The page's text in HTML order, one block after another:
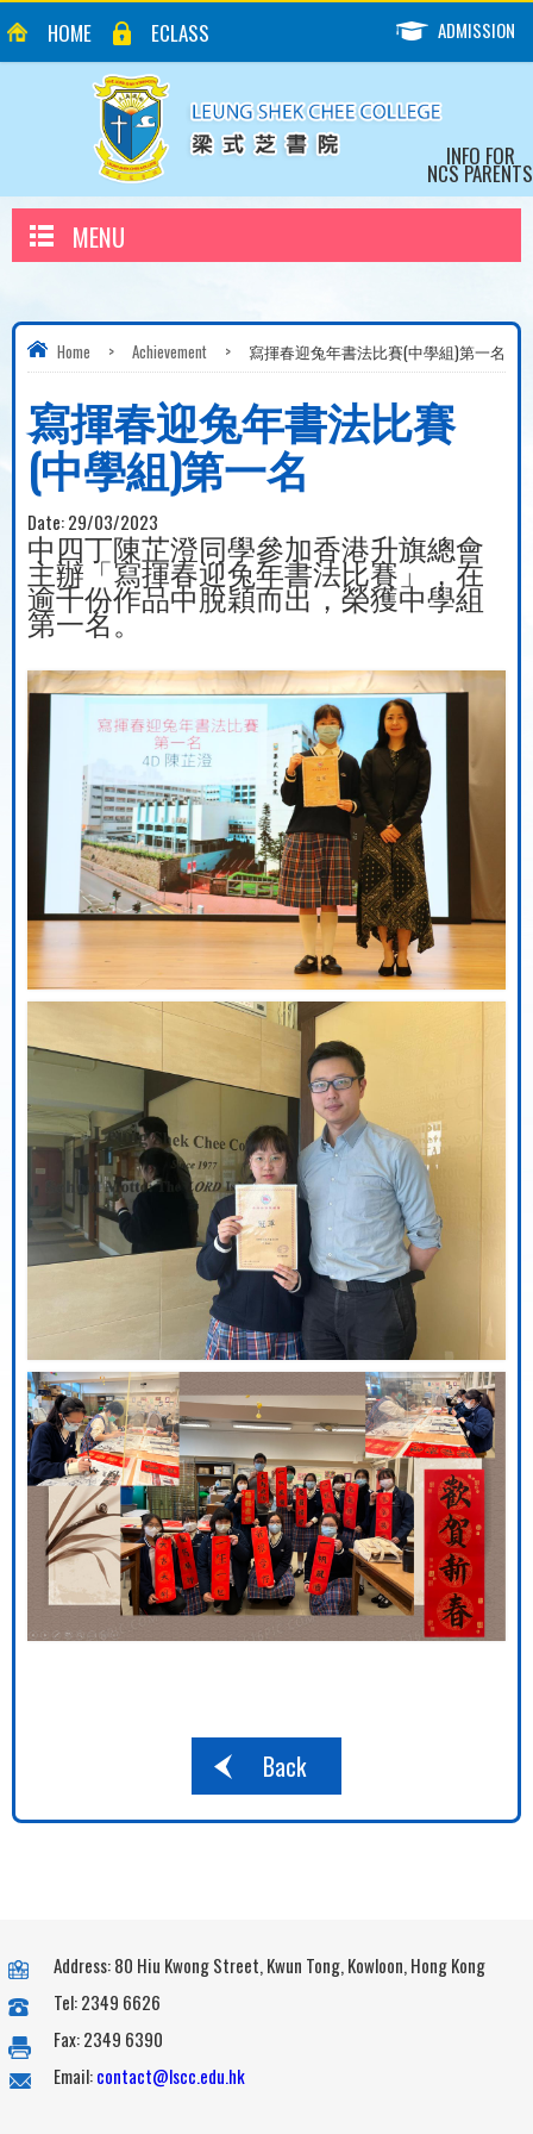
HOME ECLASS ADMISSION
INFO FOR
NCS PARENTS
MENU
Home > Achievement > 寫揮春迎兔年書法比賽(中學組)第一名
寫揮春迎兔年書法比賽
(中學組)第一名
Date:29/03/2023
中四丁陳芷澄同學參加香港升旗總會
主辦「寫揮春迎兔年書法比賽」，在
逾千份作品中脫穎而出，榮獲中學組
第一名。
Back
Address: 80 Hiu Kwong Street, Kwun Tong, Kowloon, Hong Kong
Tel: 2349 6626
Fax: 2349 6390
Email:contact@lscc.edu.hk